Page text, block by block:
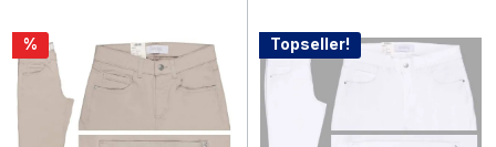
Rabatt
% Topseller!